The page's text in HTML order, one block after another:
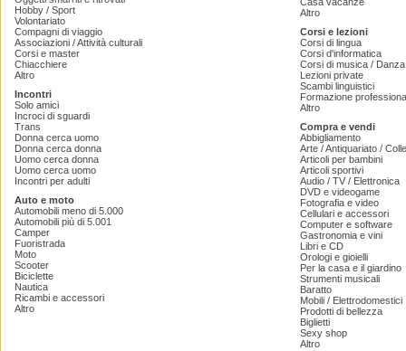
Hobby / Sport
Volontariato
Compagni di viaggio
Associazioni / Attività culturali
Corsi e master
Chiacchiere
Altro
Incontri
Solo amici
Incroci di sguardi
Trans
Donna cerca uomo
Donna cerca donna
Uomo cerca donna
Uomo cerca uomo
Incontri per adulti
Auto e moto
Automobili meno di 5.000
Automobili più di 5.001
Camper
Fuoristrada
Moto
Scooter
Biciclette
Nautica
Ricambi e accessori
Altro
Altro
Corsi e lezioni
Corsi di lingua
Corsi d'informatica
Corsi di musica /
Lezioni private
Scambi linguistici
Formazione
Altro
Compra e vendi
Abbigliamento
Arte / Antiquariato /
Articoli per bambini
Articoli sportivi
Audio / TV / Elettronica
DVD e videogame
Fotografia e video
Cellulari e accessori
Computer e software
Gastronomia e vini
Libri e CD
Orologi e gioielli
Per la casa e il giardino
Strumenti musicali
Baratto
Mobili / Elettrodomestici
Prodotti di bellezza
Biglietti
Sexy shop
Altro